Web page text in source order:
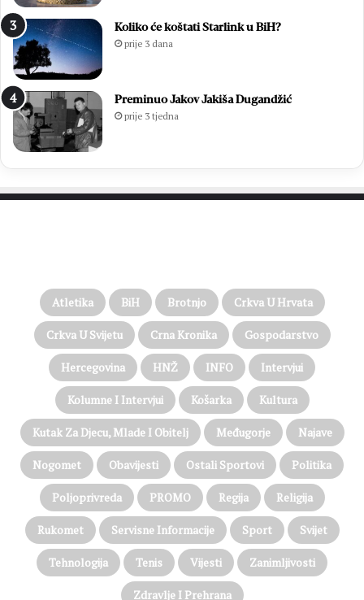
Koliko će koštati Starlink u BiH?
prije 3 dana
Preminuo Jakov Jakiša Dugandžić
prije 3 tjedna
Atletika BiH Brotnjo Crkva U Hrvata
Crkva U Svijetu Crna Kronika Gospodarstvo
Hercegovina HNŽ INFO Intervjui
Kolumne I Intervjui Košarka Kultura
Kutak Za Djecu, Mlade I Obitelj Međugorje Najave
Nogomet Obavijesti Ostali Sportovi Politika
Poljoprivreda PROMO Regija Religija
Rukomet Servisne Informacije Sport Svijet
Tehnologija Tenis Vijesti Zanimljivosti
Zdravlje I Prehrana